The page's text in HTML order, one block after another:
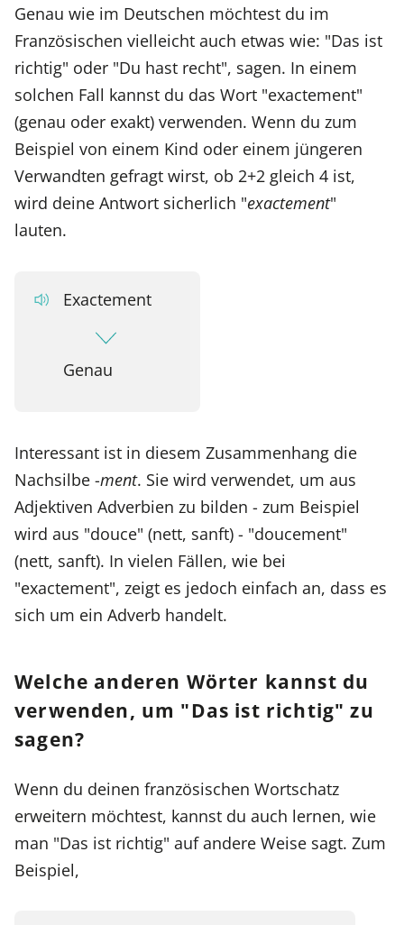
Genau wie im Deutschen möchtest du im
Französischen vielleicht auch etwas wie: "Das ist
richtig" oder "Du hast recht", sagen. In einem
solchen Fall kannst du das Wort "exactement"
(genau oder exakt) verwenden. Wenn du zum
Beispiel von einem Kind oder einem jüngeren
Verwandten gefragt wirst, ob 2+2 gleich 4 ist,
wird deine Antwort sicherlich "exactement"
lauten.
Exactement
Genau
Interessant ist in diesem Zusammenhang die
Nachsilbe -ment. Sie wird verwendet, um aus
Adjektiven Adverbien zu bilden - zum Beispiel
wird aus "douce" (nett, sanft) - "doucement"
(nett, sanft). In vielen Fällen, wie bei
"exactement", zeigt es jedoch einfach an, dass es
sich um ein Adverb handelt.
Welche anderen Wörter kannst du
verwenden, um "Das ist richtig" zu
sagen?
Wenn du deinen französischen Wortschatz
erweitern möchtest, kannst du auch lernen, wie
man "Das ist richtig" auf andere Weise sagt. Zum
Beispiel,